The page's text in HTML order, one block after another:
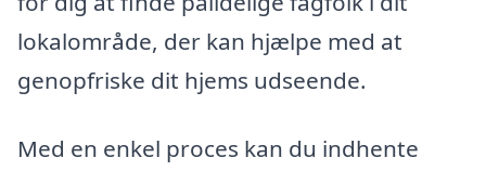
lokalområde, der kan hjælpe med at
genopfriske dit hjems udseende.
Med en enkel proces kan du indhente